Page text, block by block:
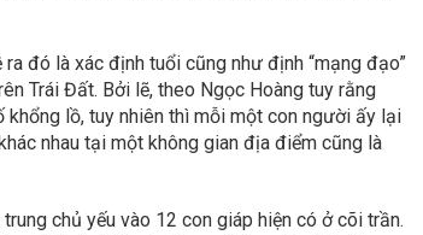
đó là xác định tuổi cũng như định “mạng đạo”
Trái Đất. Bởi lẽ, theo Ngọc Hoàng tuy rằng
lồ, tuy nhiên thì mỗi một con người ấy lại
nhau tại một không gian địa điểm cũng là
chủ yếu vào 12 con giáp hiện có ở cõi trần.